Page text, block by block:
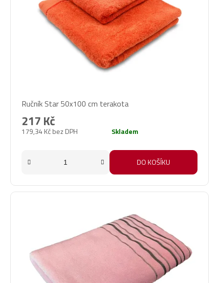
Ručník Star 50x100 cm terakota
179,34 Kč bez DPH
217 Kč
Skladem
DO KOŠÍKU